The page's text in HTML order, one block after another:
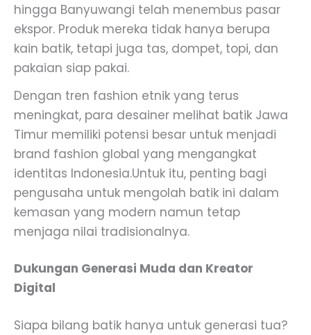
hingga Banyuwangi telah menembus pasar
ekspor. Produk mereka tidak hanya berupa
kain batik, tetapi juga tas, dompet, topi, dan
pakaian siap pakai.
Dengan tren fashion etnik yang terus
meningkat, para desainer melihat batik Jawa
Timur memiliki potensi besar untuk menjadi
brand fashion global yang mengangkat
identitas Indonesia.Untuk itu, penting bagi
pengusaha untuk mengolah batik ini dalam
kemasan yang modern namun tetap
menjaga nilai tradisionalnya.
Dukungan Generasi Muda dan Kreator
Digital
Siapa bilang batik hanya untuk generasi tua?